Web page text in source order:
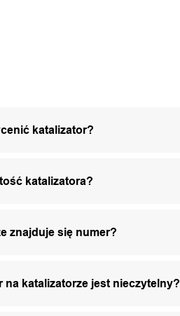
katalizator?
katalizatora?
znajduje się numer?
na katalizatorze jest nieczytelny?